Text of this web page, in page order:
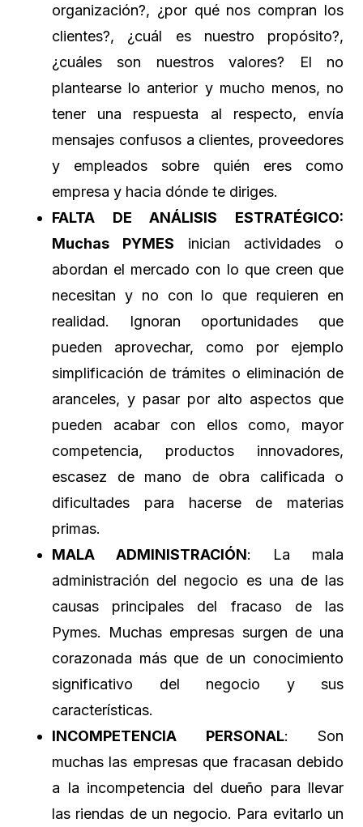
organización?, ¿por qué nos compran los
clientes?, ¿cuál es nuestro propósito?,
¿cuáles son nuestros valores? El no
plantearse lo anterior y mucho menos, no
tener una respuesta al respecto, envía
mensajes confusos a clientes, proveedores
y empleados sobre quién eres como
empresa y hacia dónde te diriges.
FALTA DE ANÁLISIS ESTRATÉGICO:
Muchas PYMES
inician actividades o
abordan el mercado con lo que creen que
necesitan y no con lo que requieren en
realidad. Ignoran oportunidades que
pueden aprovechar, como por ejemplo
simplificación de trámites o eliminación de
aranceles, y pasar por alto aspectos que
pueden acabar con ellos como, mayor
competencia, productos innovadores,
escasez de mano de obra calificada o
dificultades para hacerse de materias
primas.
MALA ADMINISTRACIÓN: La mala
administración del negocio es una de las
causas principales del fracaso de las
Pymes. Muchas empresas surgen de una
corazonada más que de un conocimiento
significativo del negocio y sus
características.
INCOMPETENCIA PERSONAL: Son
muchas las empresas que fracasan debido
a la incompetencia del dueño para llevar
las riendas de un negocio. Para evitarlo un